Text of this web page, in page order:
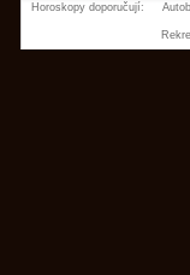
Horoskopy doporučují: